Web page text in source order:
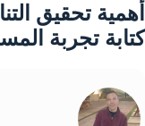
كتابة تجربة